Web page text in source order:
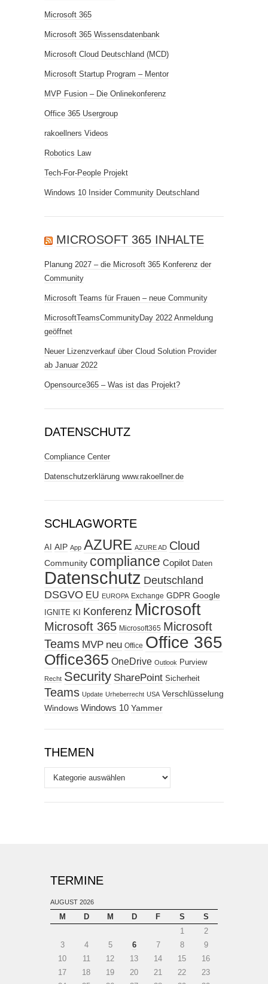
Microsoft 365
Microsoft 365 Wissensdatenbank
Microsoft Cloud Deutschland (MCD)
Microsoft Startup Program – Mentor
MVP Fusion – Die Onlinekonferenz
Office 365 Usergroup
rakoellners Videos
Robotics Law
Tech-For-People Projekt
Windows 10 Insider Community Deutschland
MICROSOFT 365 INHALTE
Planung 2027 – die Microsoft 365 Konferenz der
Community
Microsoft Teams für Frauen – neue Community
MicrosoftTeamsCommunityDay 2022 Anmeldung
geöffnet
Neuer Lizenzverkauf über Cloud Solution Provider
ab Januar 2022
Opensource365 – Was ist das Projekt?
DATENSCHUTZ
Compliance Center
Datenschutzerklärung www.rakoellner.de
SCHLAGWORTE
AI AIP App AZURE AZURE AD Cloud
Community compliance Copilot Daten
Datenschutz Deutschland
DSGVO EU EUROPA Exchange GDPR Google
IGNITE KI Konferenz Microsoft
Microsoft 365 Microsoft365 Microsoft
Teams MVP neu Office Office 365
Office365 OneDrive Outlook Purview
Recht Security SharePoint Sicherheit
Teams Update Urheberrecht USA Verschlüsselung
Windows Windows 10 Yammer
THEMEN
Themen
TERMINE
AUGUST 2026
M D M D F S
S
1
2
3
4 5 6 7 8
9
10
11 12 13 14 15
16
17
18 19 20 21 22
23